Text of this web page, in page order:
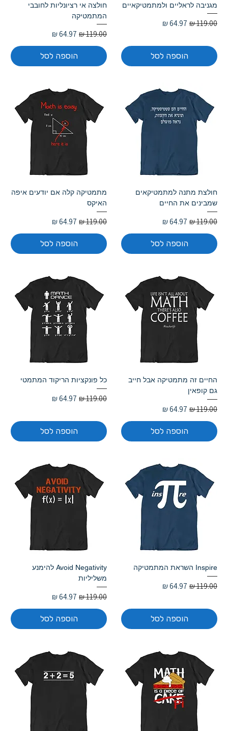
מגניבה לראליים ולמתמטיקאיים
מחיר רגיל מחיר מבצע
הוספה לסל
חולצה אי רציונליות לחובבי
המתמטיקה
מחיר רגיל מחיר מבצע
הוספה לסל
חולצת מתנה למתמטיקאים
שמבינים את החיים
מחיר רגיל מחיר מבצע
הוספה לסל
מתמטיקה קלה אם יודעים איפה
האיקס
מחיר רגיל מחיר מבצע
הוספה לסל
החיים זה מתמטיקה אבל חייב
גם קופאין
מחיר רגיל מחיר מבצע
הוספה לסל
כל פונקציות הריקוד המתמטי
מחיר רגיל מחיר מבצע
הוספה לסל
Inspire השראת המתמטיקה
מחיר רגיל מחיר מבצע
הוספה לסל
Avoid Negativity להימנע
משליליות
מחיר רגיל מחיר מבצע
הוספה לסל